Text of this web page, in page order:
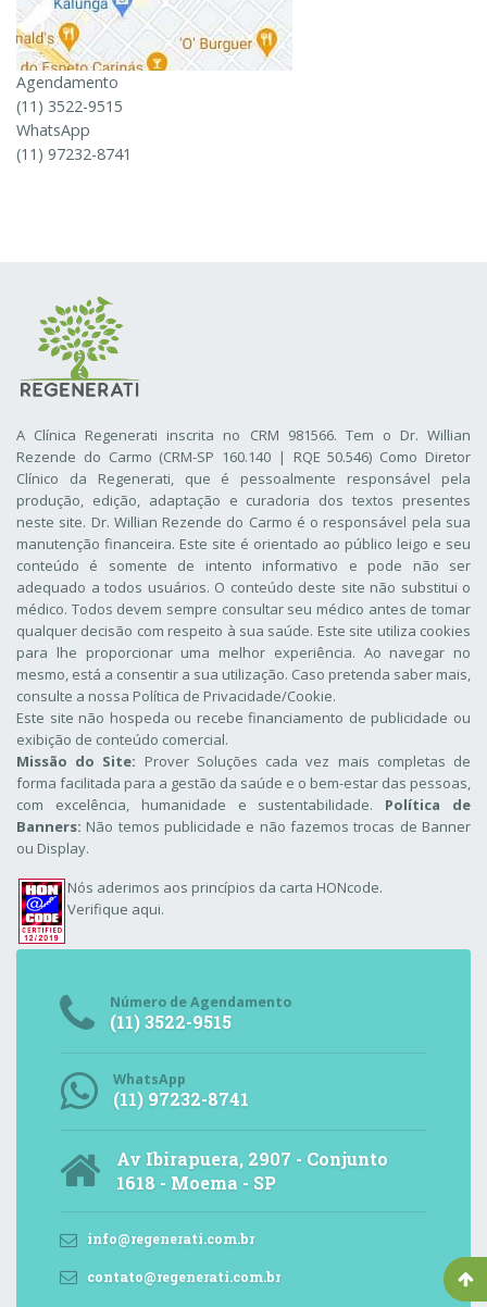
Agendamento
(11) 3522-9515
WhatsApp
(11) 97232-8741
A Clínica Regenerati inscrita no CRM 981566. Tem o Dr. Willian
Rezende do Carmo (CRM-SP 160.140 | RQE 50.546) Como Diretor
Clínico da Regenerati, que é pessoalmente responsável pela
produção, edição, adaptação e curadoria dos textos presentes
neste site. Dr. Willian Rezende do Carmo é o responsável pela sua
manutenção financeira. Este site é orientado ao público leigo e seu
conteúdo é somente de intento informativo e pode não ser
adequado a todos usuários. O conteúdo deste site não substitui o
médico. Todos devem sempre consultar seu médico antes de tomar
qualquer decisão com respeito à sua saúde. Este site utiliza cookies
para lhe proporcionar uma melhor experiência. Ao navegar no
mesmo, está a consentir a sua utilização. Caso pretenda saber mais,
consulte a nossa Política de Privacidade/Cookie.
Este site não hospeda ou recebe financiamento de publicidade ou
exibição de conteúdo comercial.
Missão do Site: Prover Soluções cada vez mais completas de
forma facilitada para a gestão da saúde e o bem-estar das pessoas,
com excelência, humanidade e sustentabilidade. Política de
Banners: Não temos publicidade e não fazemos trocas de Banner
ou Display.
Nós aderimos aos princípios da carta HONcode.
Verifique aqui.
Número de Agendamento
(11) 3522-9515
WhatsApp
(11) 97232-8741
Av Ibirapuera, 2907 - Conjunto
1618 - Moema - SP
info@regenerati.com.br
contato@regenerati.com.br